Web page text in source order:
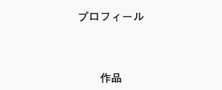
プロフィール
作品